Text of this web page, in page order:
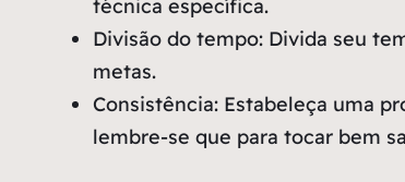
técnica específica.
Divisão do tempo: Divida seu
metas.
Consistência: Estabeleça uma
lembre-se que para tocar bem